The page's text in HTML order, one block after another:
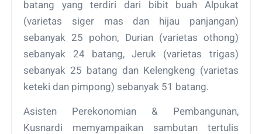
batang yang terdiri dari bibit buah Alpukat
(varietas siger mas dan hijau panjangan)
sebanyak 25 pohon, Durian (varietas othong)
sebanyak 24 batang, Jeruk (varietas trigas)
sebanyak 25 batang dan Kelengkeng (varietas
keteki dan pimpong) sebanyak 51 batang.
Asisten Perekonomian & Pembangunan,
Kusnardi memyampaikan sambutan tertulis